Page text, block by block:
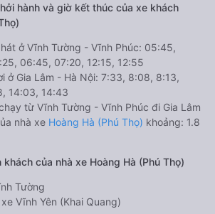
hành và giờ kết thúc của xe khách
ở Vĩnh Tường - Vĩnh Phúc: 05:45,
06:45, 07:20, 12:15, 12:55
ở Gia Lâm - Hà Nội: 7:33, 8:08, 8:13,
14:03, 14:43
từ Vĩnh Tường - Vĩnh Phúc đi Gia Lâm
nhà xe Hoàng Hà (Phú Thọ) khoảng: 1.8
của nhà xe Hoàng Hà (Phú Thọ)
Tường
Vĩnh Yên (Khai Quang)